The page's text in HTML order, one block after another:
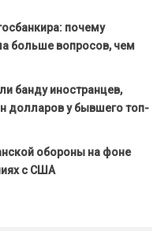
почему
больше вопросов, чем
банду иностранцев,
долларов у бывшего топ-
обороны на фоне
с США